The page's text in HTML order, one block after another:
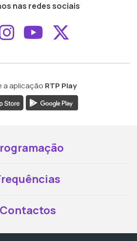
nas redes sociais
ao
Aceder ao
Aceder ao
a aplicação RTP Play
Contactos